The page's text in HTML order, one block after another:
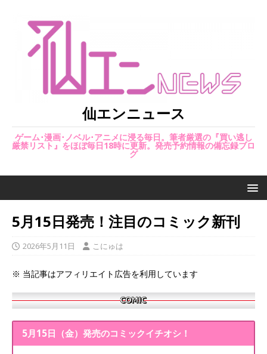
仙エンニュース
ゲーム･漫画･ノベル･アニメに浸る毎日。筆者厳選の『買い逃し
厳禁リスト』をほぼ毎日18時に更新。発売予約情報の備忘録ブロ
グ
5月15日発売！注目のコミック新刊
2026年5月11日 こにゅは
※ 当記事はアフィリエイト広告を利用しています
5月15日（金）発売のコミックイチオシ！